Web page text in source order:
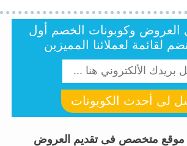
العروض وكوبونات الخصم أول
لقائمة لعملائنا المميزين
لى أحدث الكوبونات
موقع متخصص فى تقديم العروض